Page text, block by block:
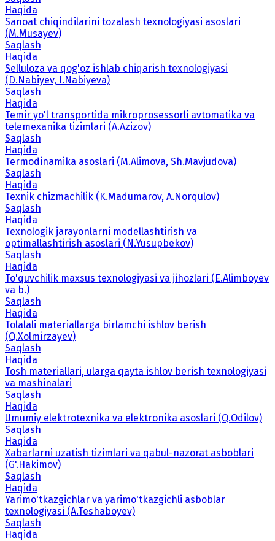
Haqida
Sanoat chiqindilarini tozalash texnologiyasi asoslari
(M.Musayev)
Saqlash
Haqida
Selluloza va qog'oz ishlab chiqarish texnologiyasi
(D.Nabiyev, I.Nabiyeva)
Saqlash
Haqida
Temir yo'l transportida mikroprosessorli avtomatika va
telemexanika tizimlari (A.Azizov)
Saqlash
Haqida
Termodinamika asoslari (M.Alimova, Sh.Mavjudova)
Saqlash
Haqida
Texnik chizmachilik (K.Madumarov, A.Norqulov)
Saqlash
Haqida
Texnologik jarayonlarni modellashtirish va
optimallashtirish asoslari (N.Yusupbekov)
Saqlash
Haqida
To'quvchilik maxsus texnologiyasi va jihozlari (E.Alimboyev
va b.)
Saqlash
Haqida
Tolalali materiallarga birlamchi ishlov berish
(Q.Xolmirzayev)
Saqlash
Haqida
Tosh materiallari, ularga qayta ishlov berish texnologiyasi
va mashinalari
Saqlash
Haqida
Umumiy elektrotexnika va elektronika asoslari (Q.Odilov)
Saqlash
Haqida
Xabarlarni uzatish tizimlari va qabul-nazorat asboblari
(G'.Hakimov)
Saqlash
Haqida
Yarimo'tkazgichlar va yarimo'tkazgichli asboblar
texnologiyasi (A.Teshaboyev)
Saqlash
Haqida